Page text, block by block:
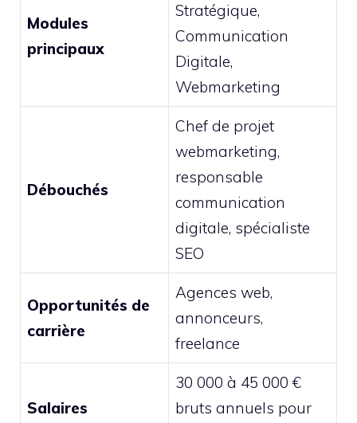
Modules
principaux
Stratégique,
Communication
Digitale,
Webmarketing
Débouchés
Chef de projet
webmarketing,
responsable
communication
digitale, spécialiste
SEO
Opportunités de
carrière
Agences web,
annonceurs,
freelance
Salaires
30 000 à 45 000 €
bruts annuels pour